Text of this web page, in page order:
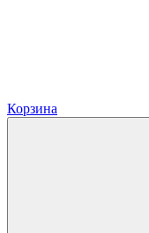
Корзина